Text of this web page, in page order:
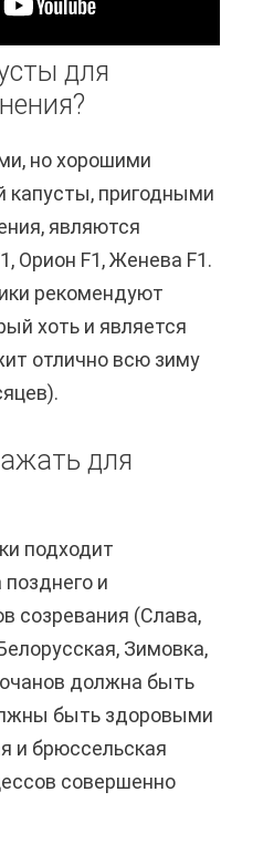
для
но хорошими
капусты, пригодными
являются
Орион F1, Женева F1.
рекомендуют
хоть и является
отлично всю зиму
для
подходит
и
созревания (Слава,
Зимовка,
должна быть
быть здоровыми
и брюссельская
совершенно